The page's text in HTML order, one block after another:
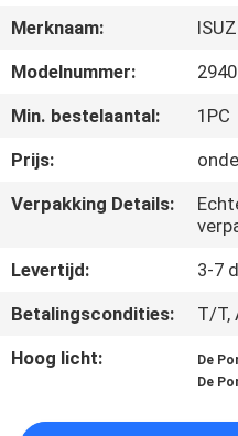
OVER
ONS
FABRIEKSTOCHT
VRAAG
EEN
OFFERTE
SITEMAP
Merknaam:
Modelnummer:
Min. bestelaantal:
1PC
Prijs:
Verpakking Details:
Levertijd:
3-7
Betalingscondities:
T/T,
Hoog licht:
De
De